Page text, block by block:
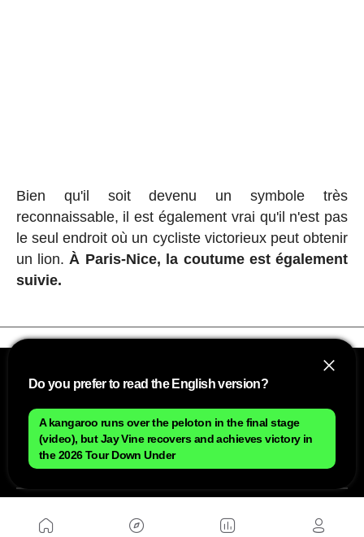
Bien qu'il soit devenu un symbole très
reconnaissable, il est également vrai qu'il n'est pas
le seul endroit où un cycliste victorieux peut obtenir
un lion. À Paris-Nice, la coutume est également
suivie.
Contact
Travailler avec nous
Do you prefer to read the English version?
A kangaroo runs over the peloton in the final stage
(video), but Jay Vine recovers and achieves victory in
the 2026 Tour Down Under